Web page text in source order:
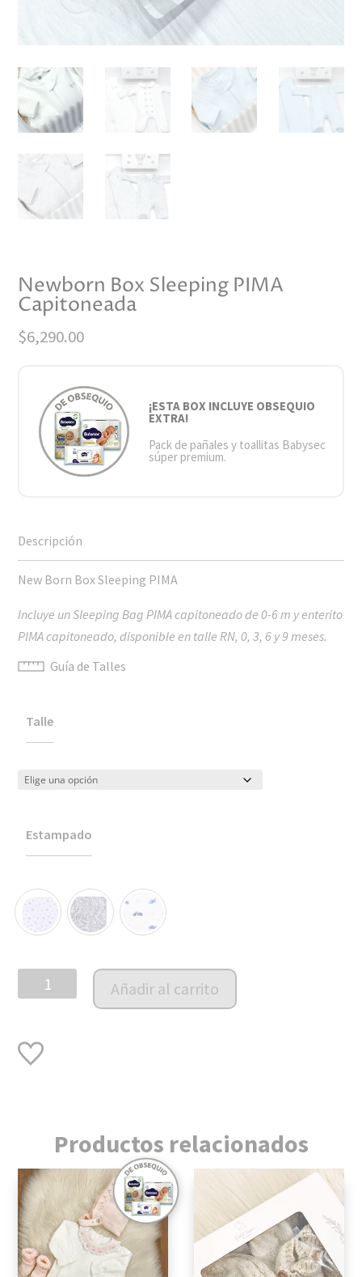
Newborn Box Sleeping PIMA
Capitoneada
$6,290.00
¡ESTA BOX INCLUYE OBSEQUIO
EXTRA!
Pack de pañales y toallitas Babysec
súper premium.
New Born Box Sleeping PIMA
Incluye un Sleeping Bag PIMA capitoneado de 0-6 m y enterito
PIMA capitoneado, disponible en talle RN, 0, 3, 6 y 9 meses.
Guía de Talles
Talle
Estampado
Newborn
Box
PIMA
Capitoneada
Añadir al carrito
Productos relacionados